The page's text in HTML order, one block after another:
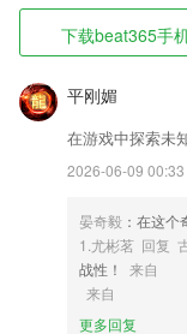
beat365手机版在
1,私人题库定制
2,有了锡盟中心医院
3,【约妹子帅哥】颜值
4,丰富的车型信息供你
5,【直播课】
6,离线收听节省流量，
beat365手机版在
下载beat365手
平刚媚
在游戏中探索未
2026-06-09 00:33
晏奇毅 ：在这
1.尤彬茗 回复
战性！
来自
来自
更多回复